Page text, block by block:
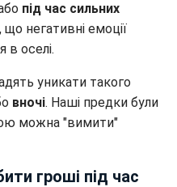
під час сильних
негативні емоції
оселі.
уникати такого
вночі. Наші предки були
можна "вимити"
гроші під час